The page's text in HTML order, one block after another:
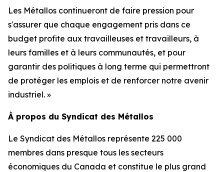
Les Métallos continueront de faire pression pour
s'assurer que chaque engagement pris dans ce
budget profite aux travailleuses et travailleurs, à
leurs familles et à leurs communautés, et pour
garantir des politiques à long terme qui permettront
de protéger les emplois et de renforcer notre avenir
industriel. »
À propos du Syndicat des Métallos
Le Syndicat des Métallos représente 225 000
membres dans presque tous les secteurs
économiques du Canada et constitue le plus grand